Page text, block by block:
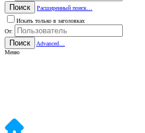
Поиск
Расширенный поиск…
Искать только в заголовках
От:
Поиск
Advanced…
Меню